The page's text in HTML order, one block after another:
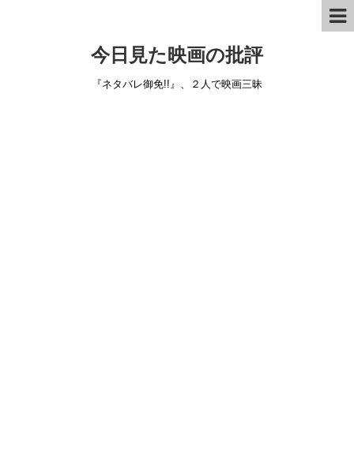
今日見た映画の批評
『ネタバレ御免!!』、２人で映画三昧